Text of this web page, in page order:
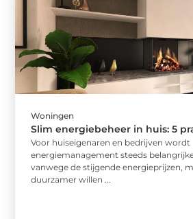
Woningen
Slim energiebeheer in huis: 5
Voor huiseigenaren en bedrijven wordt
energiemanagement steeds
vanwege de stijgende energieprijzen,
duurzamer willen ...